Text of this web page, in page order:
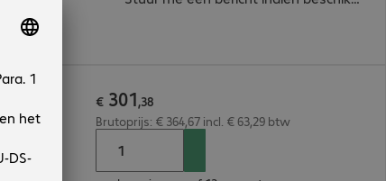
€ 301,38
Brutoprijs: € 364,67 incl. € 63,29 btw